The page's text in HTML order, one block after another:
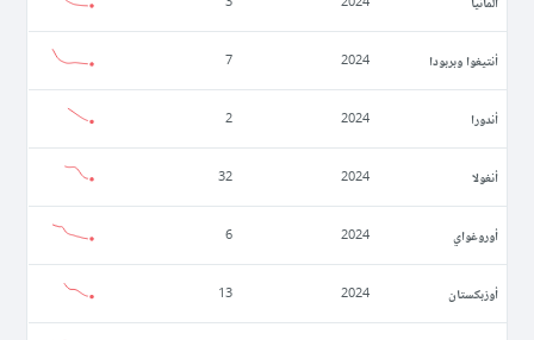
أنتيغوا وبربودا 2024
7
أندورا 2024
2
أنغولا 2024
32
أوروغواي 2024
6
أوزبكستان 2024
13